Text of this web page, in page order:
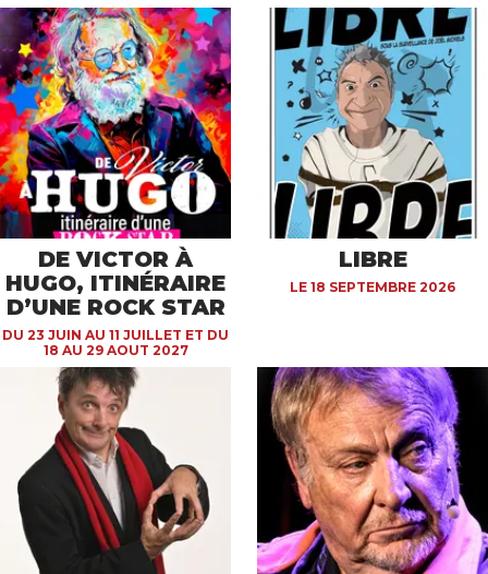
DE VICTOR À
HUGO, ITINÉRAIRE
D’UNE ROCK STAR
DU 23 JUIN AU 11 JUILLET ET DU
18 AU 29 AOUT 2027
LIBRE
LE 18 SEPTEMBRE 2026